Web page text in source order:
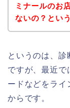
ミナールのお
ないの？とい
というのは、診
ですが、最近で
ードなどをライ
からです。